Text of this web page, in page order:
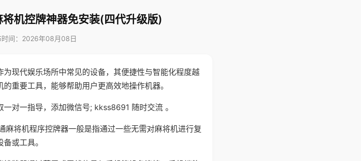
机控牌神器免安装(四代升级版)
时间：2026年08月08日
为现代娱乐场所中常见的设备，其便捷性与智能化程度越
重要工具，能够帮助用户更高效地操作机器。
对一指导，添加微信号; kkss8691 随时交流 。
麻将机程序控牌器一般是指通过一些无需对麻将机进行复
或工具。